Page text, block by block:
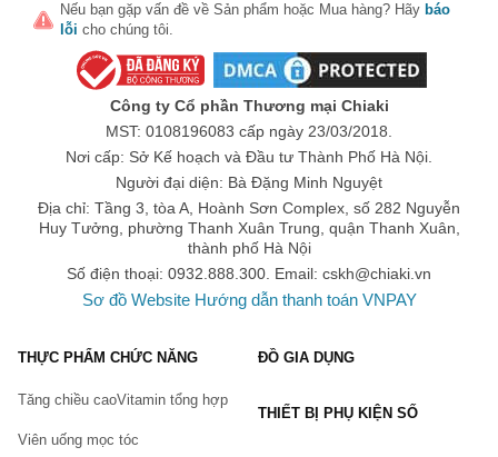
Nếu bạn gặp vấn đề về Sản phẩm hoặc Mua hàng? Hãy báo
lỗi cho chúng tôi.
Công ty Cổ phần Thương mại Chiaki
MST: 0108196083 cấp ngày 23/03/2018.
Nơi cấp: Sở Kế hoạch và Đầu tư Thành Phố Hà Nội.
Người đại diện: Bà Đặng Minh Nguyệt
Địa chỉ: Tầng 3, tòa A, Hoành Sơn Complex, số 282 Nguyễn
Huy Tưởng, phường Thanh Xuân Trung, quận Thanh Xuân,
thành phố Hà Nội
Số điện thoại: 0932.888.300. Email: cskh@chiaki.vn
Sơ đồ Website Hướng dẫn thanh toán VNPAY
THỰC PHẨM CHỨC NĂNG
Tăng chiều caoVitamin tổng hợp
Viên uống mọc tóc
ĐỒ GIA DỤNG
THIẾT BỊ PHỤ KIỆN SỐ